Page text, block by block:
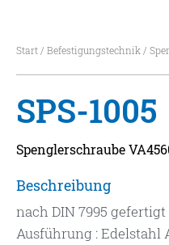
Start/ Befestigungstechnik/
SPS-1005
Spenglerschraube
Beschreibung
nach DIN 7995 gefertigt
Ausführung : Edelstahl